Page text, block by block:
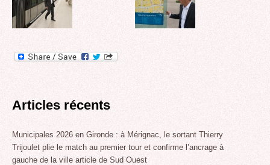
Articles récents
Municipales 2026 en Gironde : à Mérignac, le sortant Thierry
Trijoulet plie le match au premier tour et confirme l’ancrage à
gauche de la ville article de Sud Ouest